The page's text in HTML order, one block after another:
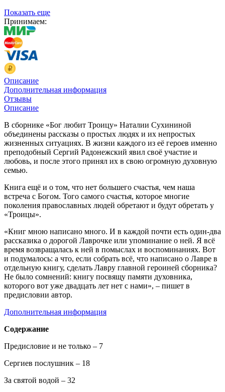
Показать еще
Принимаем:
Описание
Дополнительная информация
Отзывы
Описание
В сборнике «Бог любит Троицу» Наталии Сухининой
объединены рассказы о простых людях и их непростых
жизненных ситуациях. В жизни каждого из её героев именно
преподобный Сергий Радонежский явил своё участие и
любовь, и после этого принял их в свою огромную духовную
семью.
Книга ещё и о том, что нет большего счастья, чем наша
встреча с Богом. Того самого счастья, которое многие
поколения православных людей обретают и будут обретать у
«Троицы».
«Книг мною написано много. И в каждой почти есть один-два
рассказика о дорогой Лаврочке или упоминание о ней. Я всё
время возвращалась к ней в помыслах и воспоминаниях. Вот
и подумалось: а что, если собрать всё, что написано о Лавре в
отдельную книгу, сделать Лавру главной героиней сборника?
Не было сомнений: книгу посвящу памяти духовника,
которого вот уже двадцать лет нет с нами», – пишет в
предисловии автор.
Дополнительная информация
Содержание
Предисловие и не только – 7
Сергиев послушник – 18
За святой водой – 32